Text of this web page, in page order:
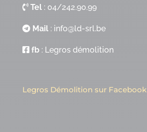
Tel: 04/242.90.99
Mail: info@ld-srl.be
fb: Legros démolition
Legros Démolition sur Facebook